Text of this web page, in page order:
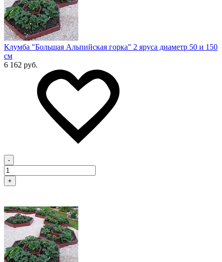
Клумба "Большая Альпийская горка" 2 яруса диаметр 50 и 150
см
6 162 руб.
-
+